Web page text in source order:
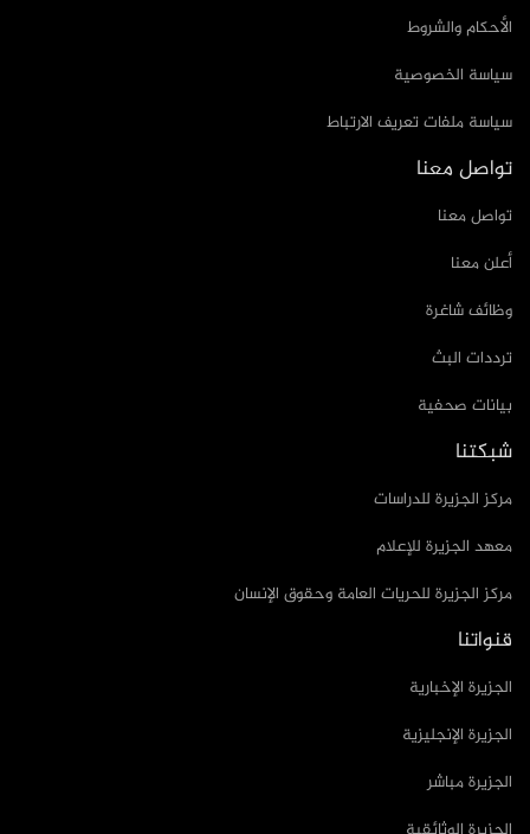
الأحكام والشروط
سياسة الخصوصية
سياسة ملفات تعريف الارتباط
تواصل معنا
تواصل معنا
أعلن معنا
وظائف شاغرة
ترددات البث
بيانات صحفية
شبكتنا
مركز الجزيرة للدراسات
معهد الجزيرة للإعلام
مركز الجزيرة للحريات العامة وحقوق الإنسان
قنواتنا
الجزيرة الإخبارية
الجزيرة الإنجليزية
الجزيرة مباشر